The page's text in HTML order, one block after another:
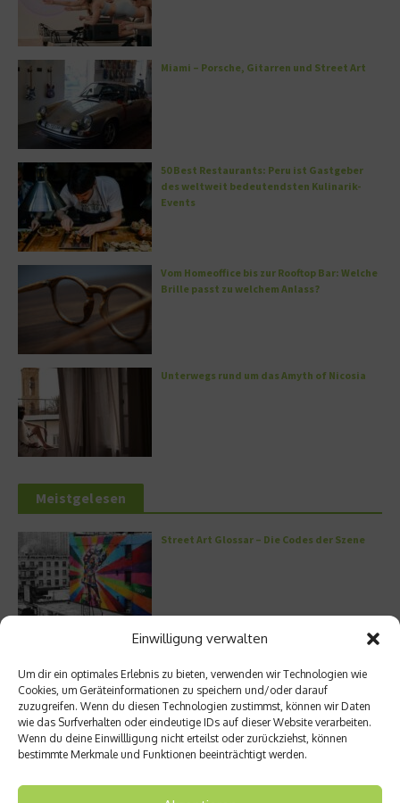
Einwilligung verwalten
Um dir ein optimales Erlebnis zu bieten, verwenden wir Technologien wie
Cookies, um Geräteinformationen zu speichern und/oder darauf
zuzugreifen. Wenn du diesen Technologien zustimmst, können wir Daten
wie das Surfverhalten oder eindeutige IDs auf dieser Website verarbeiten.
Wenn du deine Einwillligung nicht erteilst oder zurückziehst, können
bestimmte Merkmale und Funktionen beeinträchtigt werden.
Miami – Porsche, Gitarren und Street Art
50 Best Restaurants: Peru ist Gastgeber
des weltweit bedeutendsten Kulinarik-
Events
Vom Homeoffice bis zur Rooftop Bar: Welche
Brille passt zu welchem Anlass?
Unterwegs rund um das Amyth of Nicosia
Meistgelesen
Street Art Glossar – Die Codes der Szene
Architektur: Verrückte Häuser
Kann man Hunde vegan ernähren?